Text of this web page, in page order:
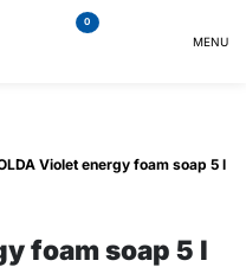
0
MENU
Violet energy foam soap 5 l
foam soap 5 l